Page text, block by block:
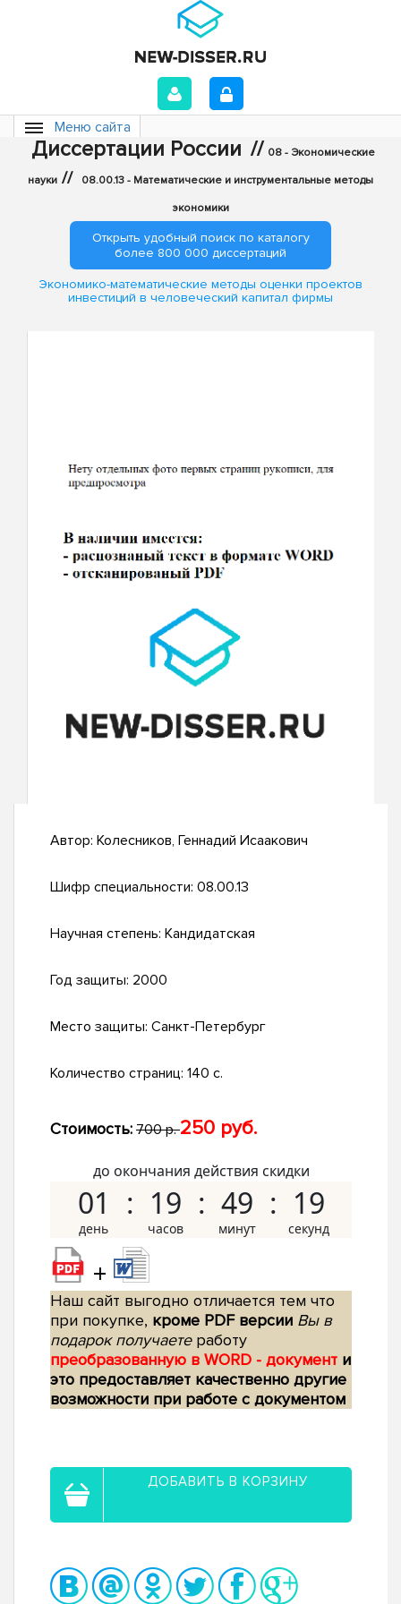
Меню сайта
Диссертации России // 08 - Экономические
науки // 08.00.13 - Математические и инструментальные методы
экономики
Открыть удобный поиск по каталогу
более 800 000 диссертаций
Экономико-математические методы оценки проектов
инвестиций в человеческий капитал фирмы
Автор: Колесников, Геннадий Исаакович
Шифр специальности: 08.00.13
Научная степень: Кандидатская
Год защиты: 2000
Место защиты: Санкт-Петербург
Количество страниц: 140 с.
Стоимость: 700 р.250 руб.
до окончания действия скидки
01 19 49 18
+
Наш сайт выгодно отличается тем что
при покупке, кроме PDF версии Вы в
подарок получаетеработу
преобразованную в WORD - документ и
это предоставляет качественно другие
возможности при работе с документом
ДОБАВИТЬ В КОРЗИНУ